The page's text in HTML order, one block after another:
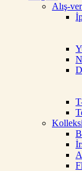
Alış-